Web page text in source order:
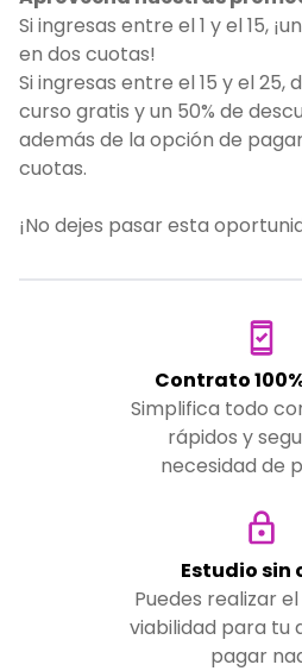
Si ingresas entre el 1 y el 15,
en dos cuotas!
Si ingresas entre el 15 y el 25,
curso gratis y un 50% de
además de la opción de
cuotas.
¡No dejes pasar esta
Contrato
Simplifica todo
rápidos y
necesidad de
Estudio sin
Puedes realizar
viabilidad para tu
pagar